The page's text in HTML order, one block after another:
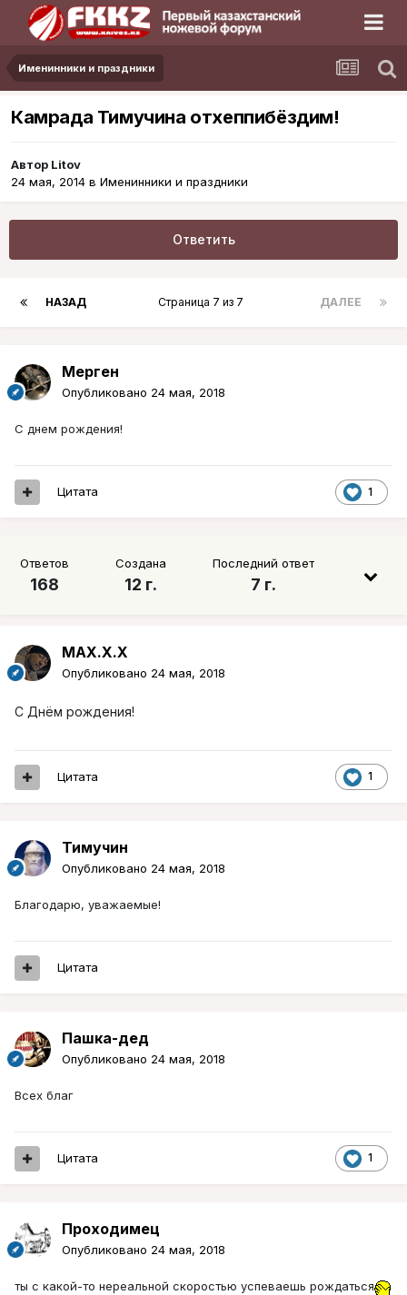
Именинники и праздники
Камрада Тимучина отхеппибёздим!
Автор Litov
24 мая, 2014 в Именинники и праздники
Ответить
НАЗАД ДАЛЕЕ
Страница 7 из 7
Мерген
Опубликовано 24 мая, 2018
С днем рождения!
1
Цитата
Ответов
168
Создана
12 г.
Последний ответ
7 г.
MAX.X.X
Опубликовано 24 мая, 2018
С Днём рождения!
1
Цитата
Тимучин
Опубликовано 24 мая, 2018
Благодарю, уважаемые!
Цитата
Пашка-дед
Опубликовано 24 мая, 2018
Всех благ
1
Цитата
Проходимец
Опубликовано 24 мая, 2018
ты с какой-то нереальной скоростью успеваешь рождаться